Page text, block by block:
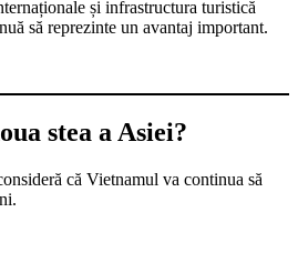
și infrastructura turistică
să reprezinte un avantaj important.
stea a Asiei?
că Vietnamul va continua să